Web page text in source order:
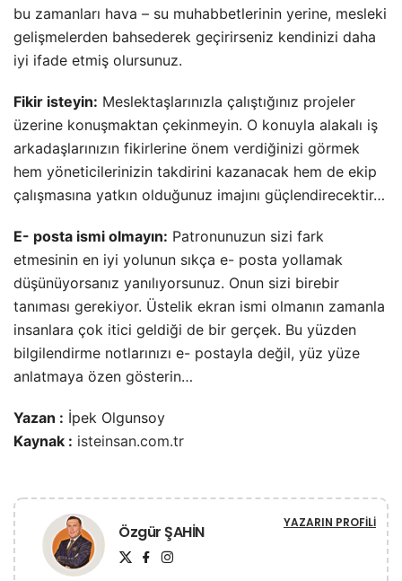
bu zamanları hava – su muhabbetlerinin yerine, mesleki
gelişmelerden bahsederek geçirirseniz kendinizi daha
iyi ifade etmiş olursunuz.
Fikir isteyin: Meslektaşlarınızla çalıştığınız projeler
üzerine konuşmaktan çekinmeyin. O konuyla alakalı iş
arkadaşlarınızın fikirlerine önem verdiğinizi görmek
hem yöneticilerinizin takdirini kazanacak hem de ekip
çalışmasına yatkın olduğunuz imajını güçlendirecektir…
E- posta ismi olmayın: Patronunuzun sizi fark
etmesinin en iyi yolunun sıkça e- posta yollamak
düşünüyorsanız yanılıyorsunuz. Onun sizi birebir
tanıması gerekiyor. Üstelik ekran ismi olmanın zamanla
insanlara çok itici geldiği de bir gerçek. Bu yüzden
bilgilendirme notlarınızı e- postayla değil, yüz yüze
anlatmaya özen gösterin…
Yazan : İpek Olgunsoy
Kaynak : isteinsan.com.tr
Özgür ŞAHİN YAZARIN PROFILI